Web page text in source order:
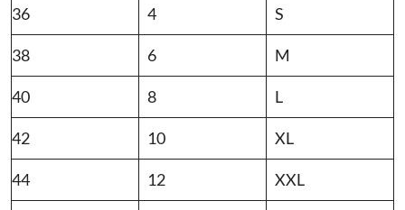
36 4 S
38 6 M
40 8 L
42 10 XL
44 12 XXL